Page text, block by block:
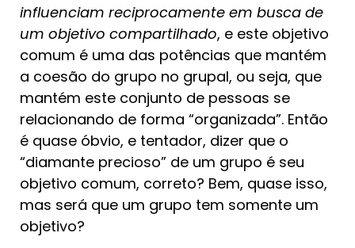
influenciam reciprocamente em busca de
um objetivo compartilhado, e este objetivo
comum é uma das potências que mantém
a coesão do grupo no grupal, ou seja, que
mantém este conjunto de pessoas se
relacionando de forma “organizada”. Então
é quase óbvio, e tentador, dizer que o
“diamante precioso” de um grupo é seu
objetivo comum, correto? Bem, quase isso,
mas será que um grupo tem somente um
objetivo?